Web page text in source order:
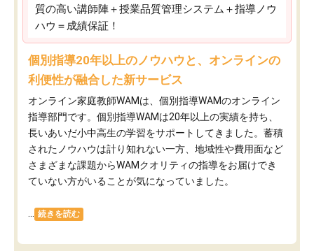
質の高い講師陣＋授業品質管理システム＋指導ノウ
ハウ＝成績保証！
個別指導20年以上のノウハウと、オンラインの
利便性が融合した新サービス
オンライン家庭教師WAMは、個別指導WAMのオンライン
指導部門です。個別指導WAMは20年以上の実績を持ち、
長いあいだ小中高生の学習をサポートしてきました。蓄積
されたノウハウは計り知れない一方、地域性や費用面など
さまざまな課題からWAMクオリティの指導をお届けでき
ていない方がいることが気になっていました。
続きを読む